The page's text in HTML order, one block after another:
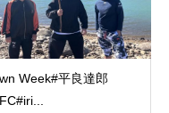
Week️#平良達郎